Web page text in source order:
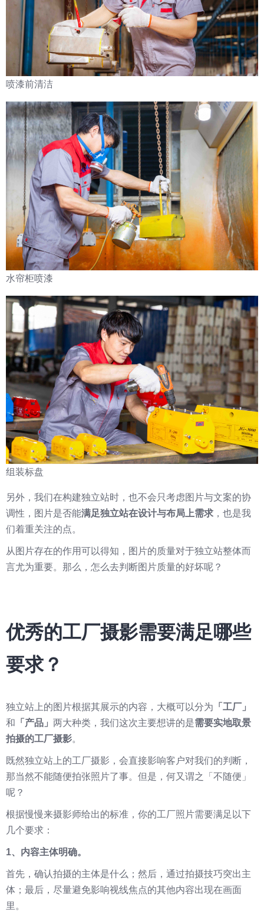
喷漆前清洁
水帘柜喷漆
组装标盘
另外，我们在构建独立站时，也不会只考虑图片与文案的协
调性，图片是否能满足独立站在设计与布局上需求 ，也是我
们着重关注的点。
从图片存在的作用可以得知，图片的质量对于独立站整体而
言尤为重要。那么，怎么去判断图片质量的好坏呢？
优秀的工厂摄影需要满足哪些
要求？
独立站上的图片根据其展示的内容，大概可以分为 「工厂」
和 「产品」 两大种类，我们这次主要想讲的是需要实地取景
拍摄的工厂摄影。
既然独立站上的工厂摄影，会直接影响客户对我们的判断，
那当然不能随便拍张照片了事。但是，何又谓之「不随便」
呢？
根据慢慢来摄影师给出的标准，你的工厂照片需要满足以下
几个要求：
1、内容主体明确。
首先，确认拍摄的主体是什么；然后，通过拍摄技巧突出主
体；最后，尽量避免影响视线焦点的其他内容出现在画面
里。